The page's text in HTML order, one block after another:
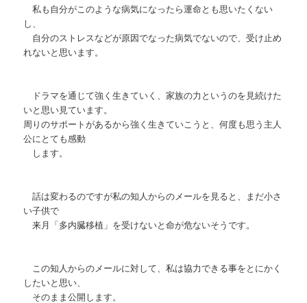
私も自分がこのような病気になったら運命とも思いたくない
し、
自分のストレスなどが原因でなった病気でないので、受け止め
れないと思います。
ドラマを通じて強く生きていく、家族の力というのを見続けた
いと思い見ています。
周りのサポートがあるから強く生きていこうと、何度も思う主人
公にとても感動
します。
話は変わるのですが私の知人からのメールを見ると、まだ小さ
い子供で
来月「多内臓移植」を受けないと命が危ないそうです。
この知人からのメールに対して、私は協力できる事をとにかく
したいと思い、
そのまま公開します。